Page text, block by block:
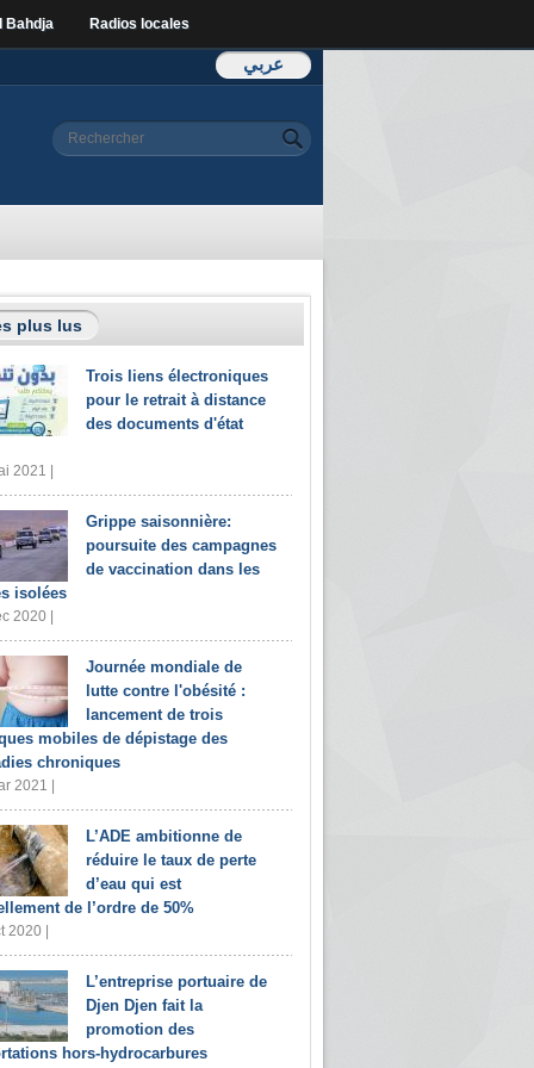
Bahdja Radios locales
عربي
Formulaire de
Rechercher
plus lus
Trois liens électroniques
pour le retrait à distance
des documents d'état
2021 |
Grippe saisonnière:
poursuite des campagnes
de vaccination dans les
isolées
2020 |
Journée mondiale de
lutte contre l'obésité :
lancement de trois
mobiles de dépistage des
chroniques
2021 |
L’ADE ambitionne de
réduire le taux de perte
d’eau qui est
de l’ordre de 50%
2020 |
L’entreprise portuaire de
Djen Djen fait la
promotion des
hors-hydrocarbures